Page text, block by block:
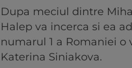
Dupa meciul dintre
Halep va incerca si ea
numarul 1 a Romaniei
Katerina Siniakova.